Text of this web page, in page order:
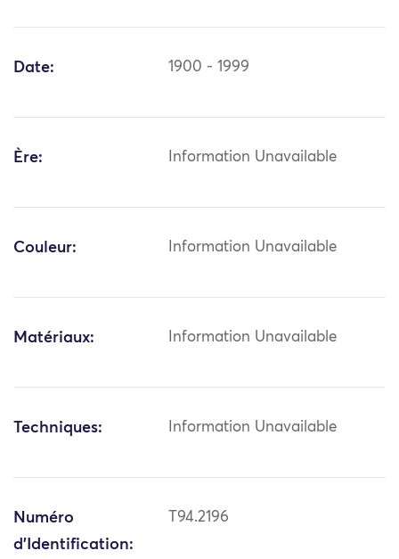
Date: 1900 - 1999
Ère: Information Unavailable
Couleur: Information Unavailable
Matériaux: Information Unavailable
Techniques: Information Unavailable
Numéro
d'Identification:
T94.2196